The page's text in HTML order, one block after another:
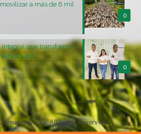
0
a más de 6 mil
0
integral que transforma
All Rights Reserved.